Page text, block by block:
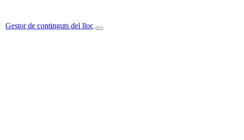
Gestor de continguts del lloc